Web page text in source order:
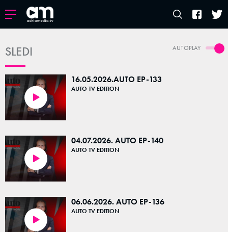
AUTOPLAY
SLEDI
16.05.2026.AUTO EP-133
AUTO TV EDITION
04.07.2026. AUTO EP-140
AUTO TV EDITION
06.06.2026. AUTO EP-136
AUTO TV EDITION